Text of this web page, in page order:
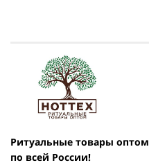
Ритуальные товары оптом
по всей России!